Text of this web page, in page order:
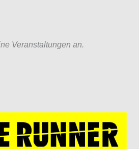
Veranstaltungen an.